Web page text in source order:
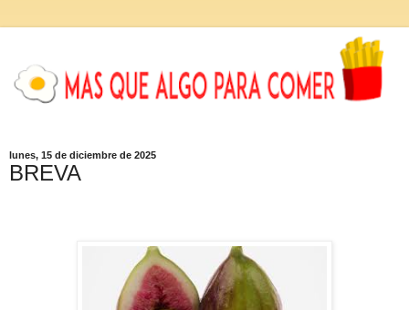
lunes, 15 de diciembre de 2025
BREVA